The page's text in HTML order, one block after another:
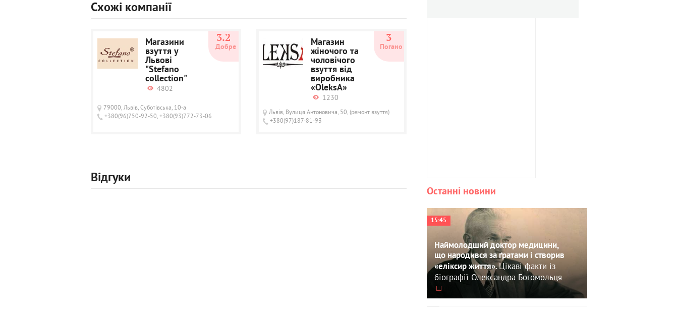
Схожі компанії
Магазини
взуття у
Львові
"Stefano
collection"
4802
79000, Львів, Суботівська, 10-а
+380(96)750-92-50, +380(93)772-73-06
3.2
Добре Магазин
жіночого та
чоловічого
взуття від
виробника
«OleksA»
1230
Львів, Вулиця Антоновича, 50, (ремонт взуття)
+380(97)187-81-93
3
Погано
Відгуки
Останні новини
15:45
Наймолодший доктор медицини,
що народився за ґратами і створив
«еліксир життя».Цікаві факти із
біографії Олександра Богомольця